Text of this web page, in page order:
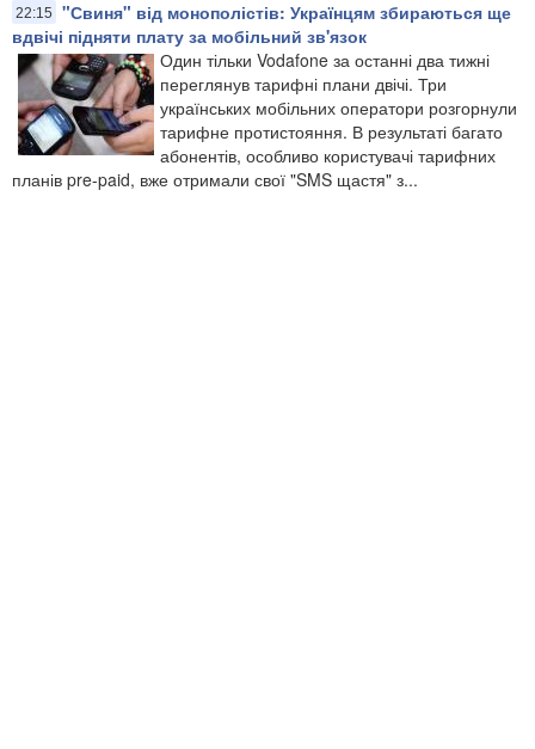
22:15
"Свиня" від монополістів: Українцям збираються ще
вдвічі підняти плату за мобільний зв'язок
Один тільки Vodafone за останні два тижні
переглянув тарифні плани двічі. Три
українських мобільних оператори розгорнули
тарифне протистояння. В результаті багато
абонентів, особливо користувачі тарифних
планів pre-paid, вже отримали свої "SMS щастя" з...